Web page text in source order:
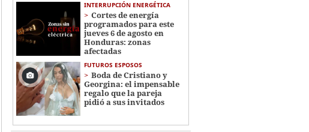
INTERRUPCIÓN ENERGÉTICA
Cortes de energía
programados para este
jueves 6 de agosto en
Honduras: zonas
afectadas
FUTUROS ESPOSOS
Boda de Cristiano y
Georgina: el impensable
regalo que la pareja
pidió a sus invitados